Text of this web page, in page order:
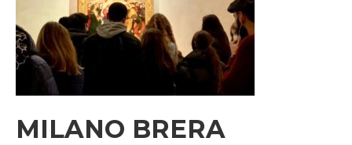
MILANO BRERA